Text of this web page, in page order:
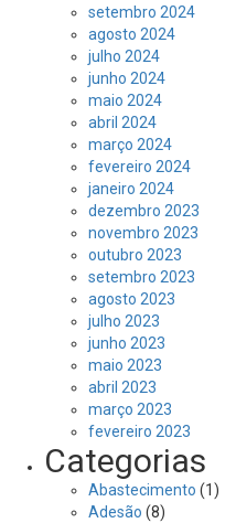
setembro 2024
agosto 2024
julho 2024
junho 2024
maio 2024
abril 2024
março 2024
fevereiro 2024
janeiro 2024
dezembro 2023
novembro 2023
outubro 2023
setembro 2023
agosto 2023
julho 2023
junho 2023
maio 2023
abril 2023
março 2023
fevereiro 2023
Categorias
Abastecimento (1)
Adesão (8)